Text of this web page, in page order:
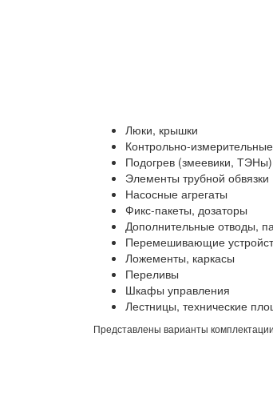
Люки, крышки
Контрольно-
Подогрев (змеевики, ТЭНы)
Элементы трубной обвязки
Насосные агрегаты
Фикс-пакеты, дозаторы
Дополнительные отводы,
Перемешивающие
Ложементы, каркасы
Переливы
Шкафы управления
Лестницы, технические
Представлены варианты